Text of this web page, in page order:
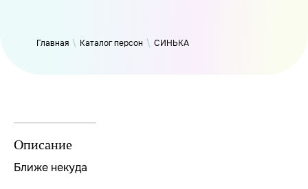
Главная \ Каталог персон \ СИНЬКА
Описание
Ближе некуда